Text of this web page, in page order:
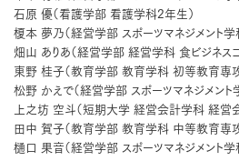
石原 優（看護学部 看護学科2年生）
榎本 夢乃（経営学部 スポーツマネジメント学
畑山 ありあ（経営学部 経営学科 食ビジネス
東野 桂子（教育学部 教育学科 初等教育専
松野 かえで（経営学部 スポーツマネジメント
上之坊 空斗（短期大学 経営会計学科 経営
田中 賀子（教育学部 教育学科 中等教育専
樋口 果音（経営学部 スポーツマネジメント学